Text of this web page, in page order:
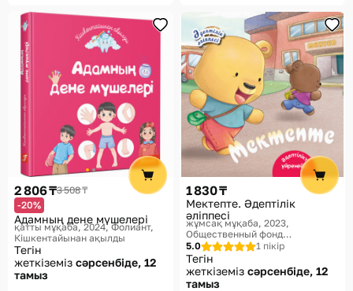
2 806 ₸3 508 ₸
-20%
Адамның дене мүшелері
қатты мұқаба, 2024 Фолиант,
Кішкентайынан ақылды
Тегін
жеткіземіз сәрсенбіде, 12
тамыз
1 830 ₸
Мектепте. Әдептілік
әліппесі
жұмсақ мұқаба, 2023
Общественный фонд
«Мазмұндама», Балаларға
базарлық
5.0 1 пікір
Тегін
жеткіземіз сәрсенбіде, 12
тамыз